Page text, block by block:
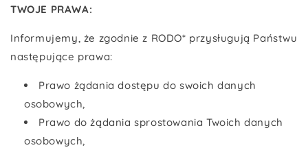
TWOJE PRAWA:
Informujemy, że zgodnie z RODO* przysługują Państwu
następujące prawa:
Prawo żądania dostępu do swoich danych
osobowych,
Prawo do żądania sprostowania Twoich danych
osobowych,